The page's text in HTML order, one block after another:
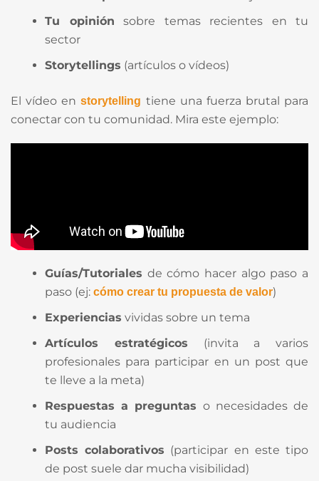
Tu opinión sobre temas recientes en tu
sector
Storytellings (artículos o vídeos)
El vídeo enstorytelling tiene una fuerza brutal para
conectar con tu comunidad. Mira este ejemplo:
Guías/Tutoriales de cómo hacer algo paso a
paso (ej: cómo crear tu propuesta de valor)
Experiencias vividas sobre un tema
Artículos estratégicos (invita a varios
profesionales para participar en un post que
te lleve a la meta)
Respuestas a preguntas o necesidades de
tu audiencia
Posts colaborativos (participar en este tipo
de post suele dar mucha visibilidad)